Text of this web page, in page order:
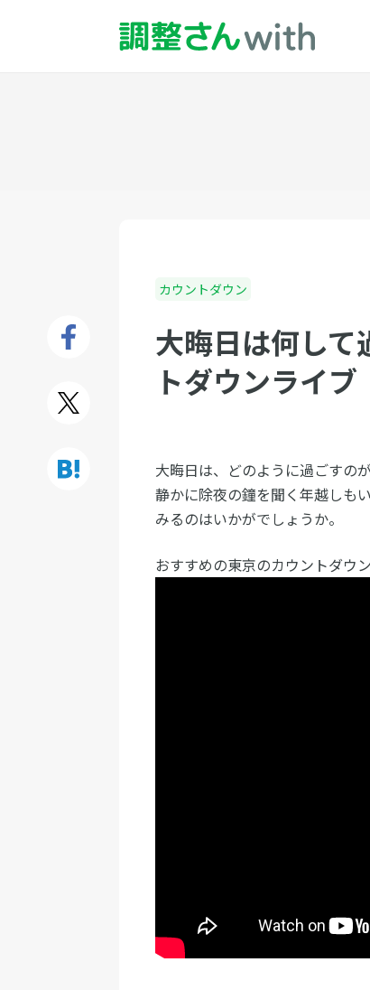
カウントダウン
大晦日は何して
トダウンライブ
大晦日は、どのように過ごすの
静かに除夜の鐘を聞く年越しも
みるのはいかがでしょうか。
おすすめの東京のカウントダウ